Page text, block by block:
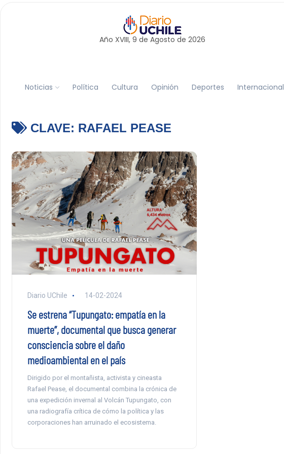
Año XVIII, 9 de Agosto de 2026
Noticias Política Cultura Opinión Deportes Internacional
CLAVE: RAFAEL PEASE
Diario UChile 14-02-2024
Se estrena “Tupungato: empatía en la
muerte”, documental que busca generar
consciencia sobre el daño
medioambiental en el país
Dirigido por el montañista, activista y cineasta
Rafael Pease, el documental combina la crónica de
una expedición invernal al Volcán Tupungato, con
una radiografía crítica de cómo la política y las
corporaciones han arruinado el ecosistema.